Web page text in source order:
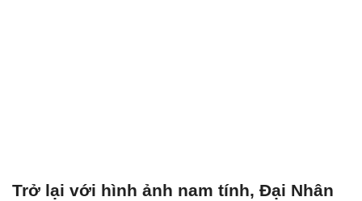
Trở lại với hình ảnh nam tính, Đại Nhân